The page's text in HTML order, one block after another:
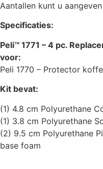
Aantallen kunt u
Specificaties:
Peli™ 1771 – 4 pc.
voor:
Peli 1770 – Protector
Kit bevat:
(1) 4.8 cm Polyurethane
(1) 3.8 cm Polyurethane
(2) 9.5 cm Polyurethane
base foam